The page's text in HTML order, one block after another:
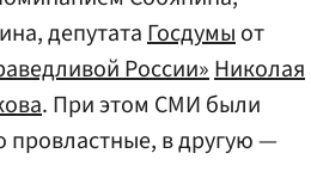
депутатаГосдумыот
России»Николая
. При этом СМИ были
провластные, в другую —